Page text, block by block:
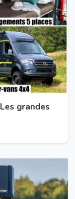
grandes